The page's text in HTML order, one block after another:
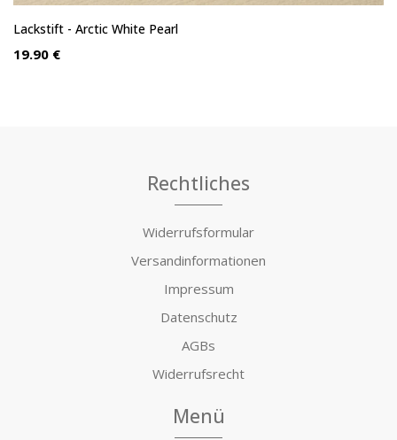
Lackstift - Arctic White Pearl
19.90 €
Rechtliches
Widerrufsformular
Versandinformationen
Impressum
Datenschutz
AGBs
Widerrufsrecht
Menü